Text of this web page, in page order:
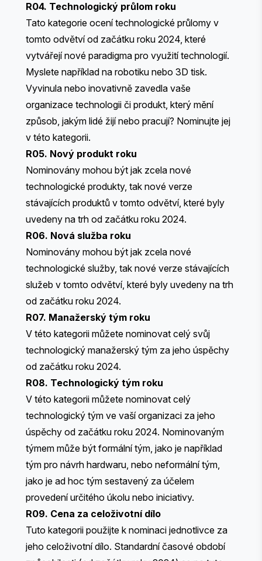
R04. Technologický průlom roku
Tato kategorie ocení technologické průlomy v
tomto odvětví od začátku roku 2024, které
vytvářejí nové paradigma pro využití technologií.
Myslete například na robotiku nebo 3D tisk.
Vyvinula nebo inovativně zavedla vaše
organizace technologii či produkt, který mění
způsob, jakým lidé žijí nebo pracují? Nominujte jej
v této kategorii.
R05. Nový produkt roku
Nominovány mohou být jak zcela nové
technologické produkty, tak nové verze
stávajících produktů v tomto odvětví, které byly
uvedeny na trh od začátku roku 2024.
R06. Nová služba roku
Nominovány mohou být jak zcela nové
technologické služby, tak nové verze stávajících
služeb v tomto odvětví, které byly uvedeny na trh
od začátku roku 2024.
R07. Manažerský tým roku
V této kategorii můžete nominovat celý svůj
technologický manažerský tým za jeho úspěchy
od začátku roku 2024.
R08. Technologický tým roku
V této kategorii můžete nominovat celý
technologický tým ve vaší organizaci za jeho
úspěchy od začátku roku 2024. Nominovaným
týmem může být formální tým, jako je například
tým pro návrh hardwaru, nebo neformální tým,
jako je ad hoc tým sestavený za účelem
provedení určitého úkolu nebo iniciativy.
R09. Cena za celoživotní dílo
Tuto kategorii použijte k nominaci jednotlivce za
jeho celoživotní dílo. Standardní časové období